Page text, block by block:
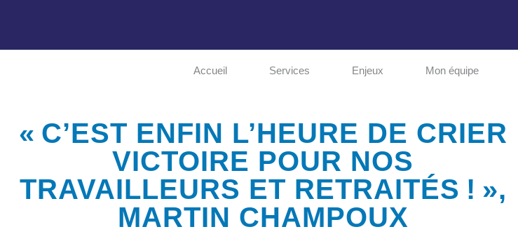
Accueil Services Enjeux Mon équipe
« C’EST ENFIN L’HEURE DE CRIER
VICTOIRE POUR NOS
TRAVAILLEURS ET RETRAITÉS ! »,
MARTIN CHAMPOUX